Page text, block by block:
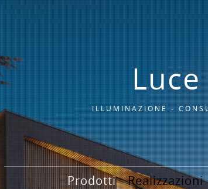
ILLUMINAZIONE -
Prodotti Realizzazioni